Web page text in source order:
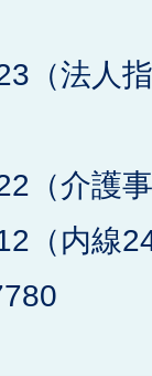
（法人
護事
（内線